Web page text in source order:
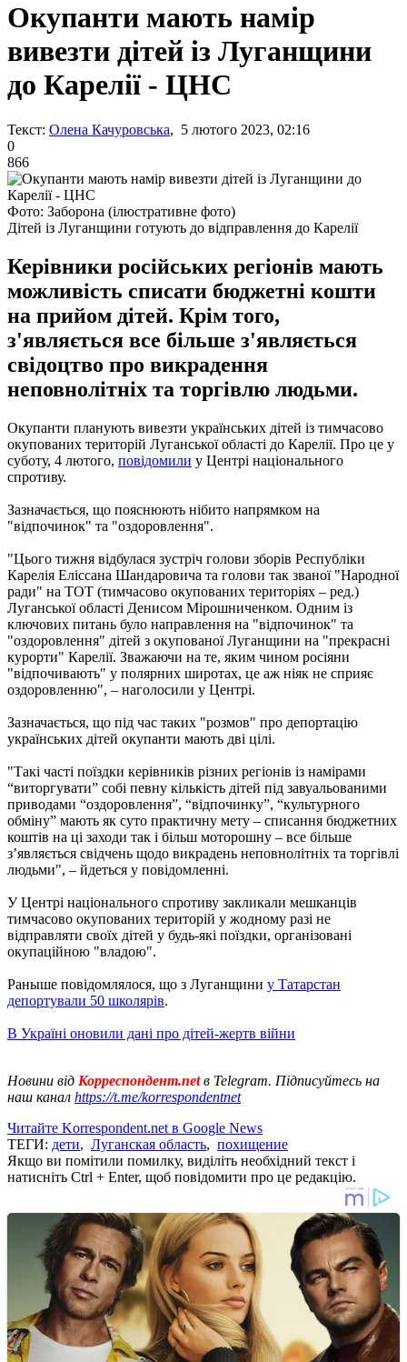
Окупанти мають намір
вивезти дітей із Луганщини
до Карелії - ЦНС
Текст: Олена Качуровська, 5 лютого 2023, 02:16
0
866
Фото: Заборона (ілюстративне фото)
Дітей із Луганщини готують до відправлення до Карелії
Керівники російських регіонів мають
можливість списати бюджетні кошти
на прийом дітей. Крім того,
з'являється все більше з'являється
свідоцтво про викрадення
неповнолітніх та торгівлю людьми.
Окупанти планують вивезти українських дітей із тимчасово
окупованих територій Луганської області до Карелії. Про це у
суботу, 4 лютого, повідомили у Центрі національного
спротиву.
Зазначається, що пояснюють нібито напрямком на
"відпочинок" та "оздоровлення".
"Цього тижня відбулася зустріч голови зборів Республіки
Карелія Еліссана Шандаровича та голови так званої "Народної
ради" на ТОТ (тимчасово окупованих територіях – ред.)
Луганської області Денисом Мірошниченком. Одним із
ключових питань було направлення на "відпочинок" та
"оздоровлення" дітей з окупованої Луганщини на "прекрасні
курорти" Карелії. Зважаючи на те, яким чином росіяни
"відпочивають" у полярних широтах, це аж ніяк не сприяє
оздоровленню", – наголосили у Центрі.
Зазначається, що під час таких "розмов" про депортацію
українських дітей окупанти мають дві цілі.
"Такі часті поїздки керівників різних регіонів із намірами
“виторгувати” собі певну кількість дітей під завуальованими
приводами “оздоровлення”, “відпочинку”, “культурного
обміну” мають як суто практичну мету – списання бюджетних
коштів на ці заходи так і більш моторошну – все більше
з’являється свідчень щодо викрадень неповнолітніх та торгівлі
людьми", – йдеться у повідомленні.
У Центрі національного спротиву закликали мешканців
тимчасово окупованих територій у жодному разі не
відправляти своїх дітей у будь-які поїздки, організовані
окупаційною "владою".
Раныше повідомлялося, що з Луганщини у Татарстан
депортували 50 школярів.
В Україні оновили дані про дітей-жертв війни
Новини від Корреспондент.netв Telegram. Підписуйтесь на
наш канал https://t.me/korrespondentnet
Читайте Korrespondent.net в Google News
ТЕГИ: дети, Луганская область, похищение
Якщо ви помітили помилку, виділіть необхідний текст і
натисніть Ctrl + Enter, щоб повідомити про це редакцію.